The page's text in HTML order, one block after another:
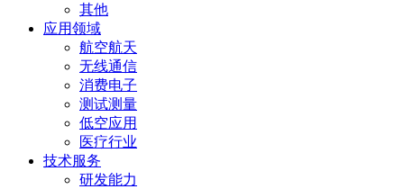
其他
应用领域
航空航天
无线通信
消费电子
测试测量
低空应用
医疗行业
技术服务
研发能力